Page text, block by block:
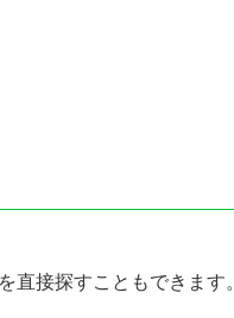
接探すこともできます。